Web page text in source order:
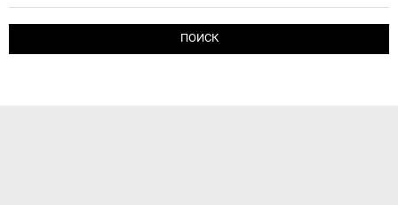
ПОИСК